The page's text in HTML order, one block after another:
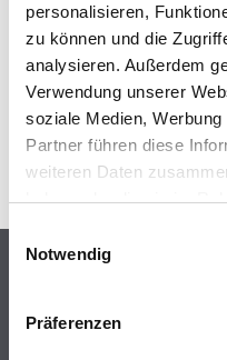
personalisieren,
zu können und die
analysieren. Außerdem
Verwendung unserer
soziale Medien,
Partner führen diese
weiteren Daten
haben oder die sie im
Einwilligungsauswahl
Notwendig
Präferenzen
Keine Sorge, wir
werden das Problem so
Erkunden Sie in der
und lassen
ZURÜCK
Online-Shop